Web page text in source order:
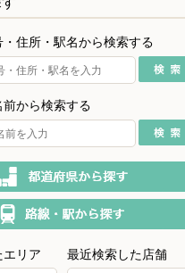
・住所・駅名から検索する
前から検索する
エリア 最近検索した店舗